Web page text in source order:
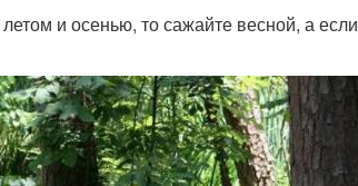
и осенью, то сажайте весной, а